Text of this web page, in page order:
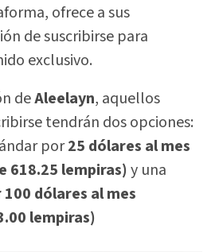
ofrece a sus
de suscribirse para
exclusivo.
deAleelayn, aquellos
tendrán dos opciones:
por25 dólares al mes
618.25 lempiras)y una
dólares al mes
lempiras)